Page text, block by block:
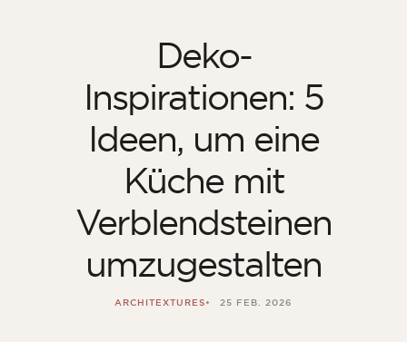
Deko-
Inspirationen: 5
Ideen, um eine
Küche mit
Verblendsteinen
umzugestalten
ARCHITEXTURES 25 FEB. 2026